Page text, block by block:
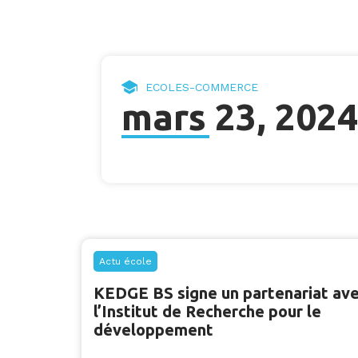
ECOLES-COMMERCE
mars 23, 2024
Actu école
KEDGE BS signe un partenariat
l’Institut de Recherche pour le
développement